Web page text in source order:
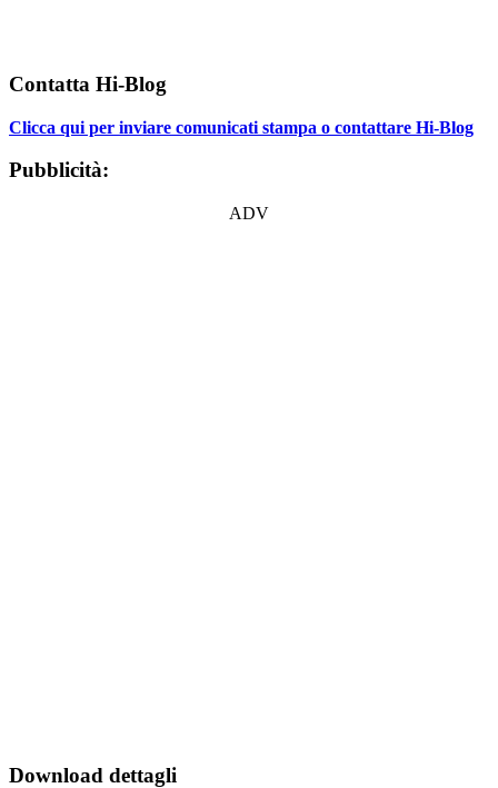
Contatta Hi-Blog
Clicca qui per inviare comunicati stampa o contattare Hi-Blog
Pubblicità:
ADV
Download dettagli